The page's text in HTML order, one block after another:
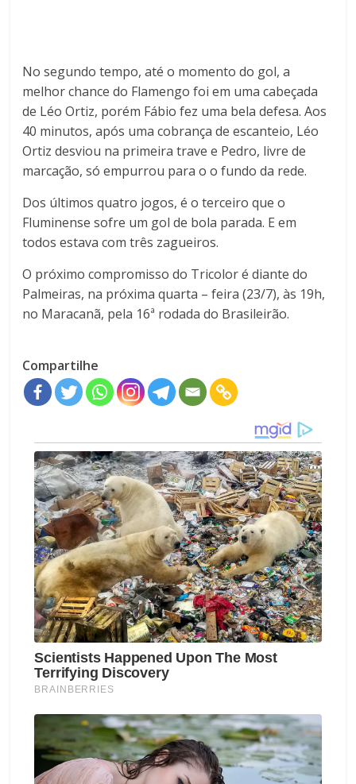
No segundo tempo, até o momento do gol, a
melhor chance do Flamengo foi em uma cabeçada
de Léo Ortiz, porém Fábio fez uma bela defesa. Aos
40 minutos, após uma cobrança de escanteio, Léo
Ortiz desviou na primeira trave e Pedro, livre de
marcação, só empurrou para o o fundo da rede.
Dos últimos quatro jogos, é o terceiro que o
Fluminense sofre um gol de bola parada. E em
todos estava com três zagueiros.
O próximo compromisso do Tricolor é diante do
Palmeiras, na próxima quarta – feira (23/7), às 19h,
no Maracanã, pela 16ª rodada do Brasileirão.
Compartilhe